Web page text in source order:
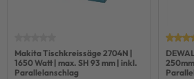
Makita Tischkreissäge 2704N |
1650 Watt | max. SH 93 mm | inkl.
Parallelanschlag